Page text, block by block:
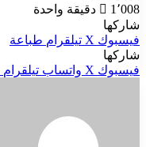
1٬008
دقيقة واحدة
شاركها
فيسبوك ‫X تيلقرام طباعة
شاركها
فيسبوك ‫X واتساب تيلقرام